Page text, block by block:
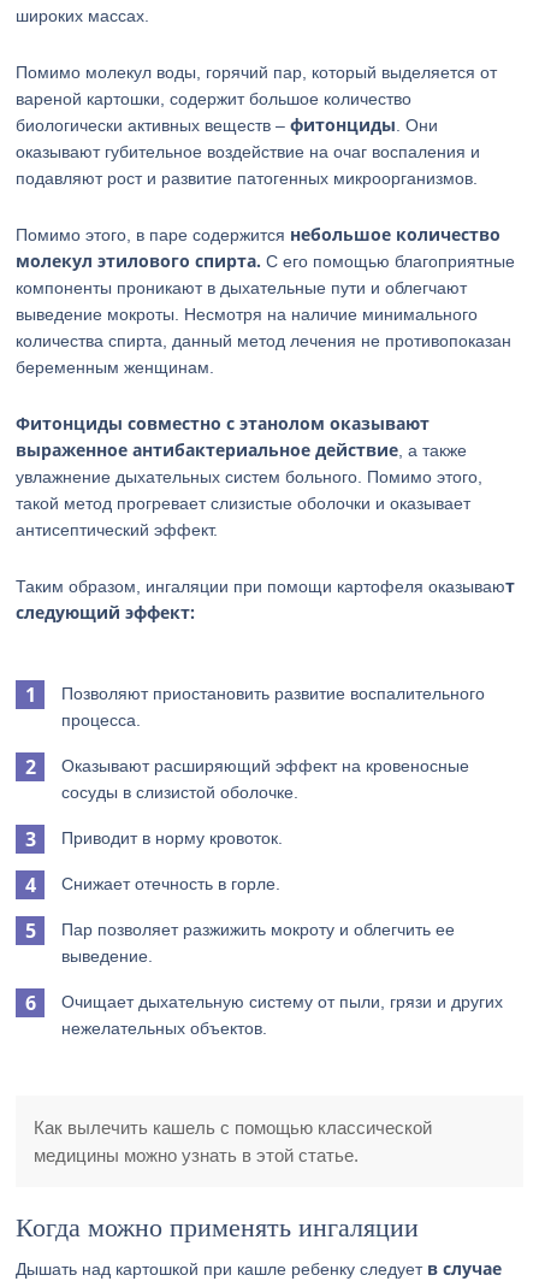
широких массах.
Помимо молекул воды, горячий пар, который выделяется от
вареной картошки, содержит большое количество
биологически активных веществ –фитонциды . Они
оказывают губительное воздействие на очаг воспаления и
подавляют рост и развитие патогенных микроорганизмов.
Помимо этого, в паре содержится небольшое количество
молекул этилового спирта. С его помощью благоприятные
компоненты проникают в дыхательные пути и облегчают
выведение мокроты. Несмотря на наличие минимального
количества спирта, данный метод лечения не противопоказан
беременным женщинам.
Фитонциды совместно с этанолом оказывают
выраженное антибактериальное действие , а также
увлажнение дыхательных систем больного. Помимо этого,
такой метод прогревает слизистые оболочки и оказывает
антисептический эффект.
Таким образом, ингаляции при помощи картофеля оказывают
следующий эффект:
Позволяют приостановить развитие воспалительного
процесса.
Оказывают расширяющий эффект на кровеносные
сосуды в слизистой оболочке.
Приводит в норму кровоток.
Снижает отечность в горле.
Пар позволяет разжижить мокроту и облегчить ее
выведение.
Очищает дыхательную систему от пыли, грязи и других
нежелательных объектов.
Как вылечить кашель с помощью классической
медицины можно узнать в этой статье.
Когда можно применять ингаляции
Дышать над картошкой при кашле ребенку следует в случае